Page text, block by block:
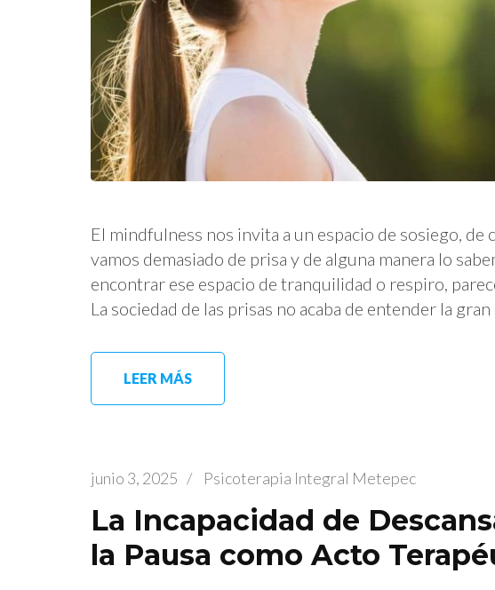
El mindfulness nos invita a un espacio de sosiego, de
vamos demasiado de prisa y de alguna manera lo
encontrar ese espacio de tranquilidad o respiro,
La sociedad de las prisas no acaba de entender la
LEER MÁS
junio 3, 2025 / Psicoterapia Integral Metepec
La Incapacidad de
la Pausa como Acto